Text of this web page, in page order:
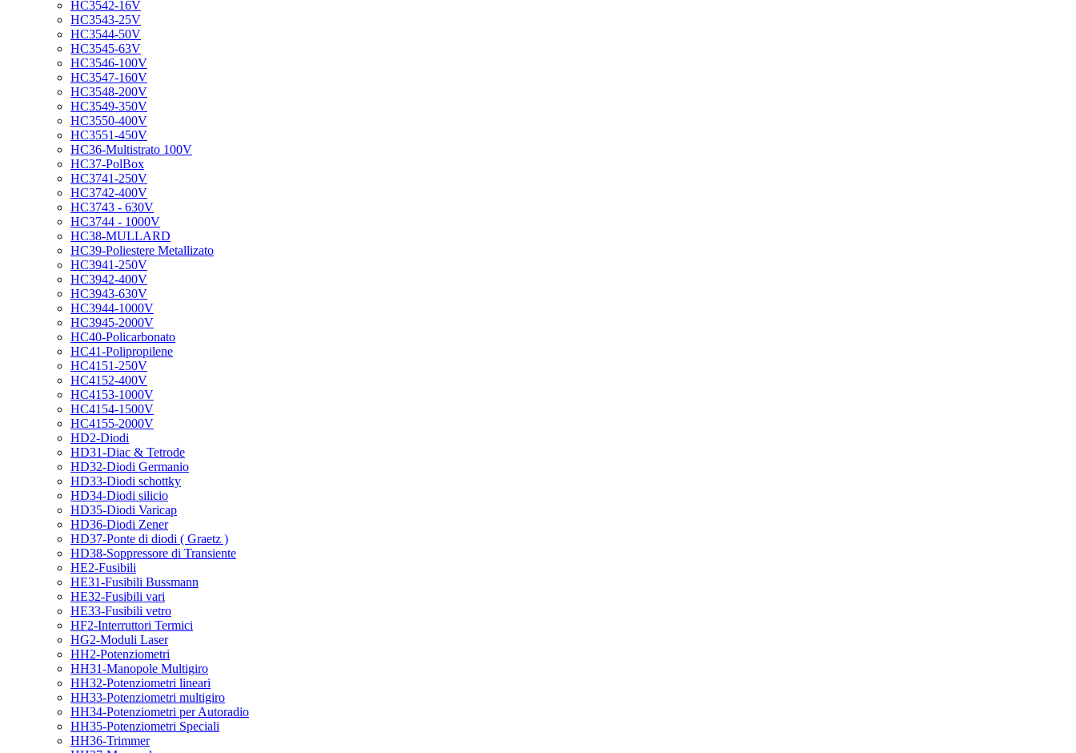
HC3542-16V
HC3543-25V
HC3544-50V
HC3545-63V
HC3546-100V
HC3547-160V
HC3548-200V
HC3549-350V
HC3550-400V
HC3551-450V
HC36-Multistrato 100V
HC37-PolBox
HC3741-250V
HC3742-400V
HC3743 - 630V
HC3744 - 1000V
HC38-MULLARD
HC39-Poliestere Metallizato
HC3941-250V
HC3942-400V
HC3943-630V
HC3944-1000V
HC3945-2000V
HC40-Policarbonato
HC41-Polipropilene
HC4151-250V
HC4152-400V
HC4153-1000V
HC4154-1500V
HC4155-2000V
HD2-Diodi
HD31-Diac & Tetrode
HD32-Diodi Germanio
HD33-Diodi schottky
HD34-Diodi silicio
HD35-Diodi Varicap
HD36-Diodi Zener
HD37-Ponte di diodi ( Graetz )
HD38-Soppressore di Transiente
HE2-Fusibili
HE31-Fusibili Bussmann
HE32-Fusibili vari
HE33-Fusibili vetro
HF2-Interruttori Termici
HG2-Moduli Laser
HH2-Potenziometri
HH31-Manopole Multigiro
HH32-Potenziometri lineari
HH33-Potenziometri multigiro
HH34-Potenziometri per Autoradio
HH35-Potenziometri Speciali
HH36-Trimmer